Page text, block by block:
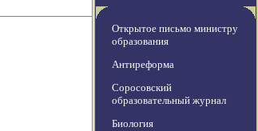
Открытое письмо министру
образования
Антиреформа
Соросовский
образовательный журнал
Биология